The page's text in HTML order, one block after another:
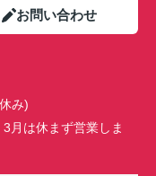
お問い合わせ
み)
月は休まず営業しま